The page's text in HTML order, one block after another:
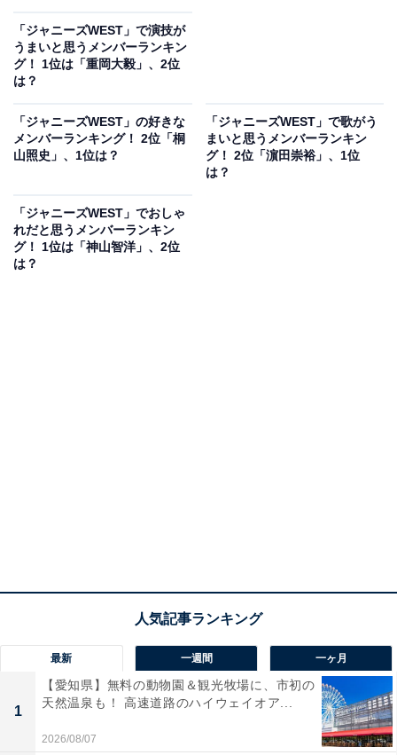
「ジャニーズWEST」で演技が
うまいと思うメンバーランキン
グ！ 1位は「重岡大毅」、2位
は？
「ジャニーズWEST」の好きな
メンバーランキング！ 2位「桐
山照史」、1位は？
「ジャニーズWEST」で歌がう
まいと思うメンバーランキン
グ！ 2位「濵田崇裕」、1位
は？
「ジャニーズWEST」でおしゃ
れだと思うメンバーランキン
グ！ 1位は「神山智洋」、2位
は？
最新 一週間 一ヶ月
1
【愛知県】無料の動物園＆観光牧場に、市初の
天然温泉も！ 高速道路のハイウェイオア...
2026/08/07